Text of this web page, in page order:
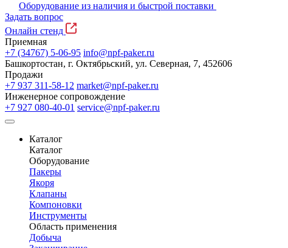
Оборудование из наличия и быстрой поставки
Задать вопрос
Онлайн стенд
Приемная
+7 (34767) 5-06-95 info@npf-paker.ru
Башкортостан, г. Октябрьский, ул. Северная, 7, 452606
Продажи
+7 937 311-58-12 market@npf-paker.ru
Инженерное сопровождение
+7 927 080-40-01 service@npf-paker.ru
Каталог
Каталог
Оборудование
Пакеры
Якоря
Клапаны
Компоновки
Инструменты
Область применения
Добыча